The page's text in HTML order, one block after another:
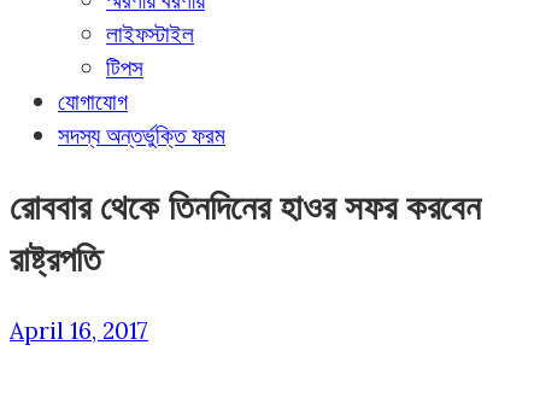
লাইফস্টাইল
টিপস
যোগাযোগ
সদস্য অন্তর্ভুক্তি ফরম
রোববার থেকে তিনদিনের হাওর সফর করবেন
রাষ্ট্রপতি
April 16, 2017